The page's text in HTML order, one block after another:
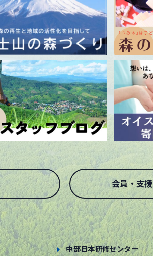
会員・支
中部日本研修センター